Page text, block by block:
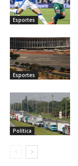
Esportes
Esportes
Política